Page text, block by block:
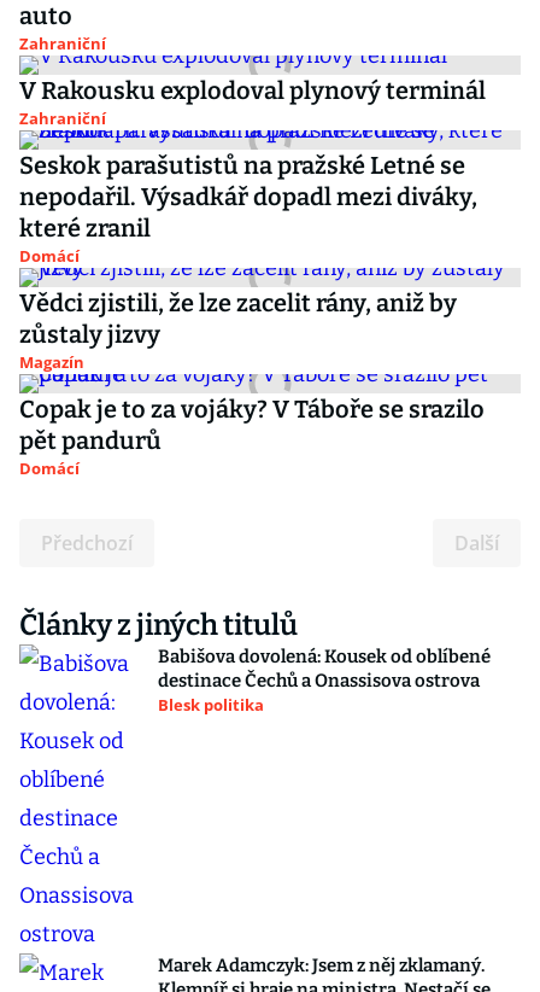
auto
Zahraniční
V Rakousku explodoval plynový terminál
Zahraniční
Seskok parašutistů na pražské Letné se
nepodařil. Výsadkář dopadl mezi diváky,
které zranil
Domácí
Vědci zjistili, že lze zacelit rány, aniž by
zůstaly jizvy
Magazín
Copak je to za vojáky? V Táboře se srazilo
pět pandurů
Domácí
Předchozí Další
Články z jiných titulů
Babišova dovolená: Kousek od oblíbené
destinace Čechů a Onassisova ostrova
Blesk politika
Marek Adamczyk: Jsem z něj zklamaný.